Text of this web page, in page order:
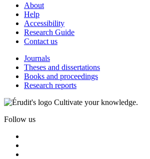
About
Help
Accessibility
Research Guide
Contact us
Journals
Theses and dissertations
Books and proceedings
Research reports
Cultivate your knowledge.
Follow us